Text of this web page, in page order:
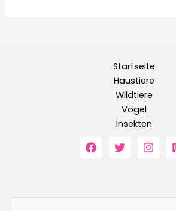
Startseite
Haustiere
Wildtiere
Vögel
Insekten